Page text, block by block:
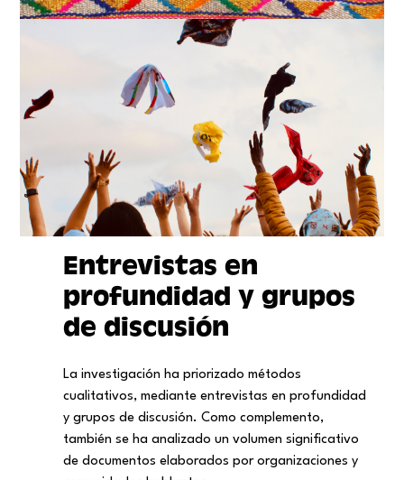
Entrevistas en
profundidad y grupos
de discusión
La investigación ha priorizado métodos
cualitativos, mediante entrevistas en profundidad
y grupos de discusión. Como complemento,
también se ha analizado un volumen significativo
de documentos elaborados por organizaciones y